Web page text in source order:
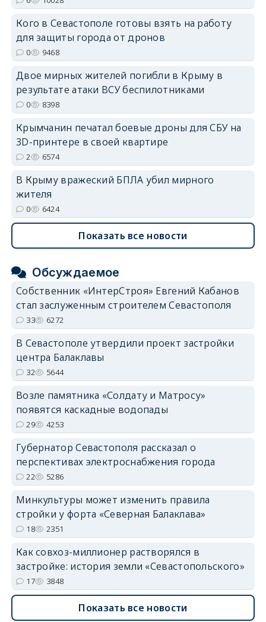
Кого в Севастополе готовы взять на работу
для защиты города от дронов
0 9468
Двое мирных жителей погибли в Крыму в
результате атаки ВСУ беспилотниками
0 8398
Крымчанин печатал боевые дроны для СБУ на
3D-принтере в своей квартире
2 6574
В Крыму вражеский БПЛА убил мирного
жителя
0 6424
Показать все новости
Обсуждаемое
Собственник «ИнтерСтроя» Евгений Кабанов
стал заслуженным строителем Севастополя
33 6272
В Севастополе утвердили проект застройки
центра Балаклавы
32 5644
Возле памятника «Солдату и Матросу»
появятся каскадные водопады
29 4253
Губернатор Севастополя рассказал о
перспективах электроснабжения города
22 5286
Минкультуры может изменить правила
стройки у форта «Северная Балаклава»
18 2351
Как совхоз-миллионер растворялся в
застройке: история земли «Севастопольского»
17 3848
Показать все новости